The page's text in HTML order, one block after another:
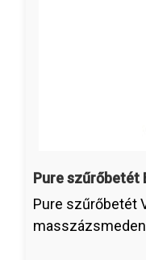
Pure szűrőbetét
Pure szűrőbetét